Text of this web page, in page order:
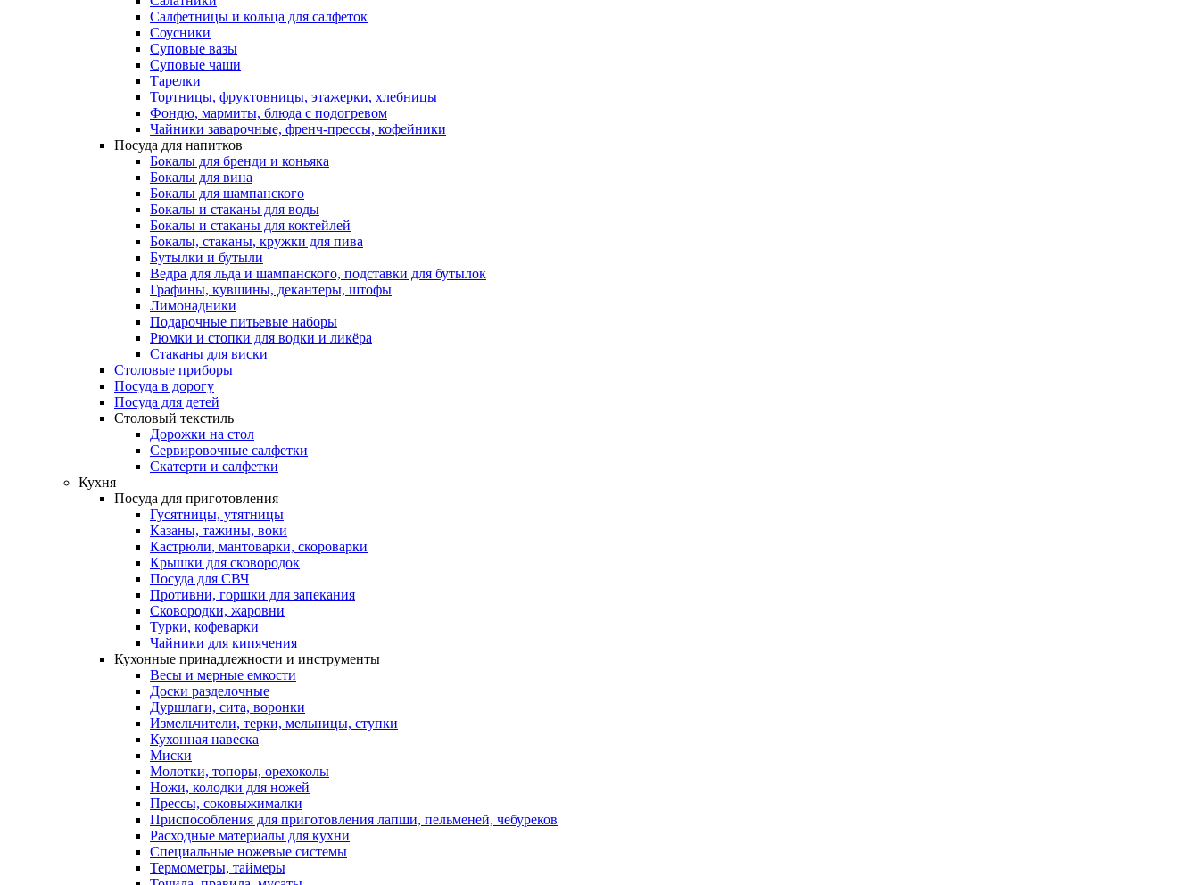
Салфетницы и кольца для салфеток
Соусники
Суповые вазы
Суповые чаши
Тарелки
Тортницы, фруктовницы, этажерки, хлебницы
Фондю, мармиты, блюда с подогревом
Чайники заварочные, френч-прессы, кофейники
Посуда для напитков
Бокалы для бренди и коньяка
Бокалы для вина
Бокалы для шампанского
Бокалы и стаканы для воды
Бокалы и стаканы для коктейлей
Бокалы, стаканы, кружки для пива
Бутылки и бутыли
Ведра для льда и шампанского, подставки для бутылок
Графины, кувшины, декантеры, штофы
Лимонадники
Подарочные питьевые наборы
Рюмки и стопки для водки и ликёра
Стаканы для виски
Столовые приборы
Посуда в дорогу
Посуда для детей
Столовый текстиль
Дорожки на стол
Сервировочные салфетки
Скатерти и салфетки
Кухня
Посуда для приготовления
Гусятницы, утятницы
Казаны, тажины, воки
Кастрюли, мантоварки, скороварки
Крышки для сковородок
Посуда для СВЧ
Противни, горшки для запекания
Сковородки, жаровни
Турки, кофеварки
Чайники для кипячения
Кухонные принадлежности и инструменты
Весы и мерные емкости
Доски разделочные
Дуршлаги, сита, воронки
Измельчители, терки, мельницы, ступки
Кухонная навеска
Миски
Молотки, топоры, орехоколы
Ножи, колодки для ножей
Прессы, соковыжималки
Приспособления для приготовления лапши, пельменей, чебуреков
Расходные материалы для кухни
Специальные ножевые системы
Термометры, таймеры